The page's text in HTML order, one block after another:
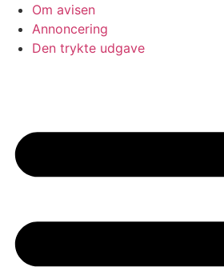
Om avisen
Annoncering
Den trykte udgave